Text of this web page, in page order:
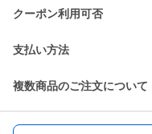
クーポン利用可否
支払い方法
複数商品のご注文について